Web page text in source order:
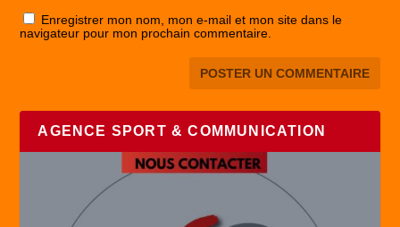
Enregistrer mon nom, mon e-mail et mon site dans le
navigateur pour mon prochain commentaire.
AGENCE SPORT & COMMUNICATION